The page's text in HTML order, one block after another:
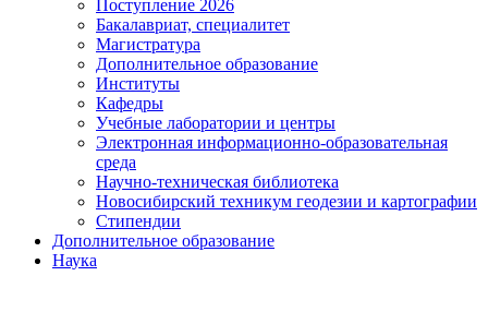
Поступление 2026
Бакалавриат, специалитет
Магистратура
Дополнительное образование
Институты
Кафедры
Учебные лаборатории и центры
Электронная информационно-образовательная
среда
Научно-техническая библиотека
Новосибирский техникум геодезии и картографии
Стипендии
Дополнительное образование
Наука